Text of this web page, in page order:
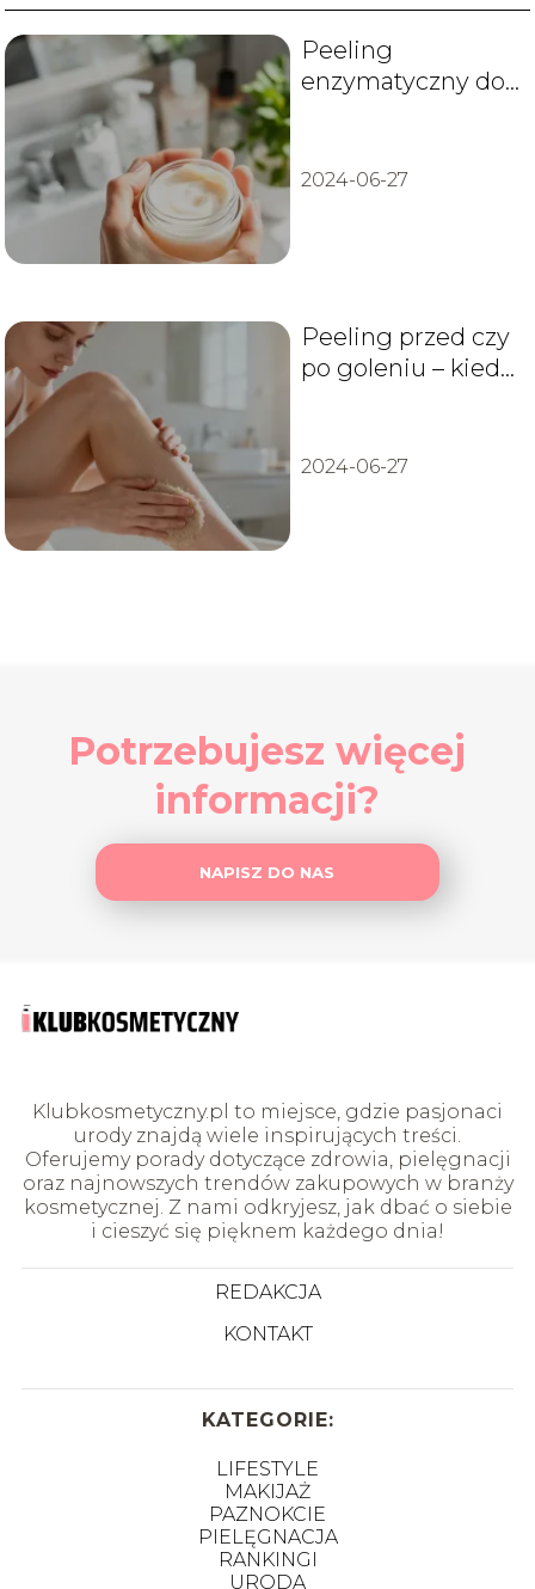
Peeling
enzymatyczny do
wybrać?
2024-06-27
Peeling przed czy
po goleniu – kiedy
2024-06-27
Potrzebujesz więcej
informacji?
NAPISZ DO NAS
Klubkosmetyczny.pl to miejsce, gdzie pasjonaci
urody znajdą wiele inspirujących treści.
Oferujemy porady dotyczące zdrowia, pielęgnacji
oraz najnowszych trendów zakupowych w branży
kosmetycznej. Z nami odkryjesz, jak dbać o siebie
i cieszyć się pięknem każdego dnia!
REDAKCJA
KONTAKT
KATEGORIE:
LIFESTYLE
MAKIJAŻ
PAZNOKCIE
PIELĘGNACJA
RANKINGI
URODA